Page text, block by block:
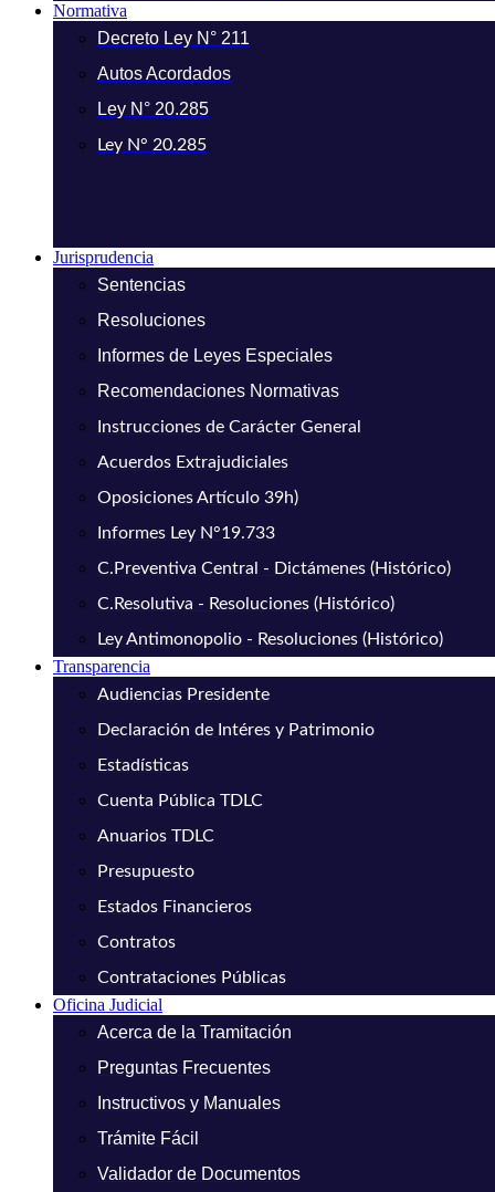
Normativa
Decreto Ley N° 211
Autos Acordados
Ley N° 20.285
Ley N° 20.285
Jurisprudencia
Sentencias
Resoluciones
Informes de Leyes Especiales
Recomendaciones Normativas
Instrucciones de Carácter General
Acuerdos Extrajudiciales
Oposiciones Artículo 39h)
Informes Ley N°19.733
C.Preventiva Central - Dictámenes (Histórico)
C.Resolutiva - Resoluciones (Histórico)
Ley Antimonopolio - Resoluciones (Histórico)
Transparencia
Audiencias Presidente
Declaración de Intéres y Patrimonio
Estadísticas
Cuenta Pública TDLC
Anuarios TDLC
Presupuesto
Estados Financieros
Contratos
Contrataciones Públicas
Oficina Judicial
Acerca de la Tramitación
Preguntas Frecuentes
Instructivos y Manuales
Trámite Fácil
Validador de Documentos